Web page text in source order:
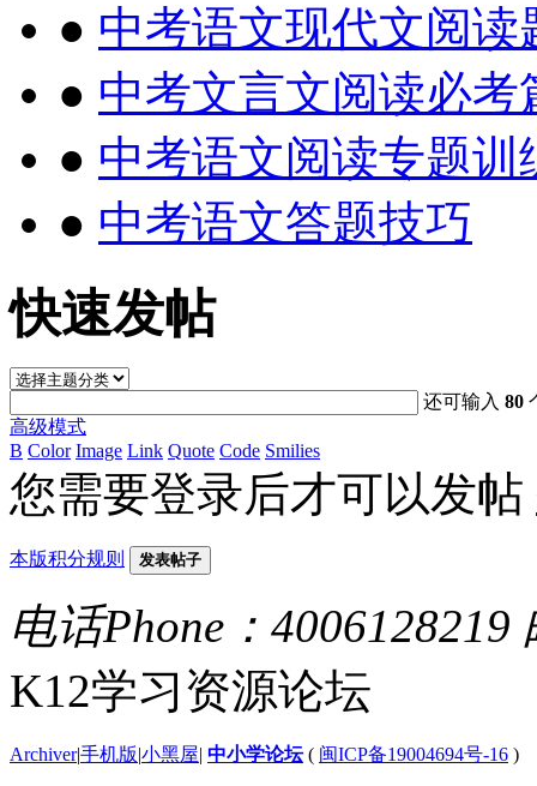
● 中考语文现代文阅读
● 中考文言文阅读必考
● 中考语文阅读专题训
● 中考语文答题技巧
快速发帖
还可输入80
高级模式
B Color Image Link Quote Code Smilies
您需要登录后才可以发帖
本版积分规则 发表帖子
电话Phone：4006128219
K12学习资源论坛
Archiver|手机版|小黑屋| 中小学论坛( 闽ICP备19004694号-16 )